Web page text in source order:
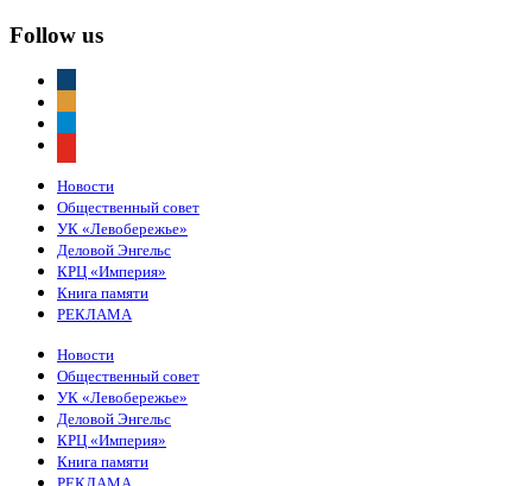
Follow us
Новости
Общественный совет
УК «Левобережье»
Деловой Энгельс
КРЦ «Империя»
Книга памяти
РЕКЛАМА
Новости
Общественный совет
УК «Левобережье»
Деловой Энгельс
КРЦ «Империя»
Книга памяти